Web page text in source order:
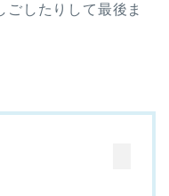
ごしたりして最後ま